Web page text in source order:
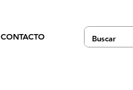
CONTACTO